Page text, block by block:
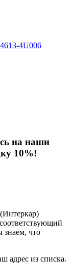
4U006
на наши
10%!
знаем, что
адрес из списка.